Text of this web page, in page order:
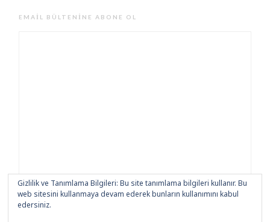
EMAIL BÜLTENINE ABONE OL
Gizlilik ve Tanımlama Bilgileri: Bu site tanımlama bilgileri kullanır. Bu
web sitesini kullanmaya devam ederek bunların kullanımını kabul
edersiniz.